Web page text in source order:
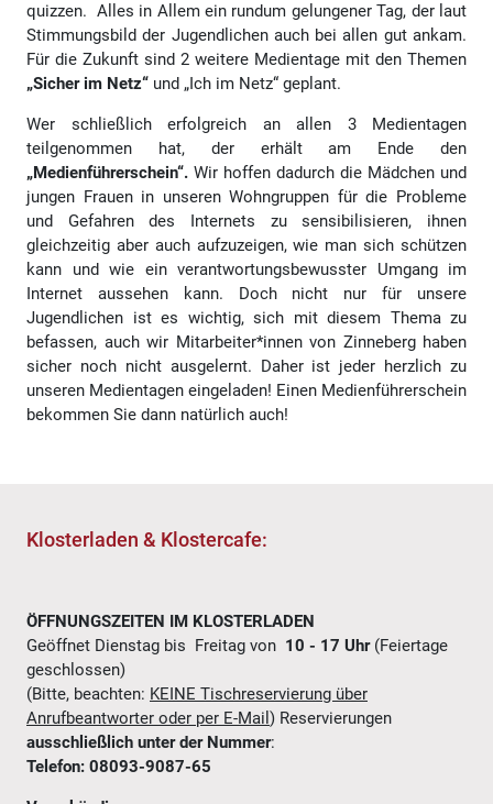
quizzen. Alles in Allem ein rundum gelungener Tag, der laut
Stimmungsbild der Jugendlichen auch bei allen gut ankam.
Für die Zukunft sind 2 weitere Medientage mit den Themen
„Sicher im Netz“ und „Ich im Netz“ geplant.
Wer schließlich erfolgreich an allen 3 Medientagen
teilgenommen hat, der erhält am Ende den
„Medienführerschein“. Wir hoffen dadurch die Mädchen und
jungen Frauen in unseren Wohngruppen für die Probleme
und Gefahren des Internets zu sensibilisieren, ihnen
gleichzeitig aber auch aufzuzeigen, wie man sich schützen
kann und wie ein verantwortungsbewusster Umgang im
Internet aussehen kann. Doch nicht nur für unsere
Jugendlichen ist es wichtig, sich mit diesem Thema zu
befassen, auch wir Mitarbeiter*innen von Zinneberg haben
sicher noch nicht ausgelernt. Daher ist jeder herzlich zu
unseren Medientagen eingeladen! Einen Medienführerschein
bekommen Sie dann natürlich auch!
Klosterladen & Klostercafe:
ÖFFNUNGSZEITEN IM KLOSTERLADEN
Geöffnet Dienstag bis Freitag von 10 - 17 Uhr (Feiertage
geschlossen)
(Bitte, beachten: KEINE Tischreservierung über
Anrufbeantworter oder per E-Mail ) Reservierungen
ausschließlich unter der Nummer:
Telefon: 08093-9087-65